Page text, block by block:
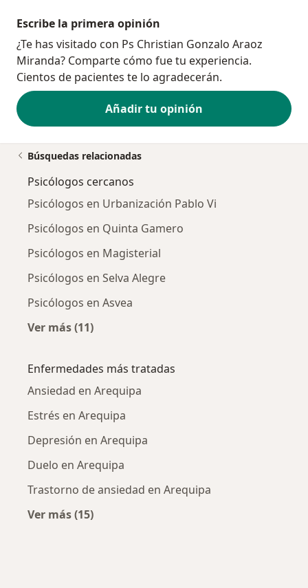
Escribe la primera opinión
¿Te has visitado con Ps Christian Gonzalo Araoz
Miranda? Comparte cómo fue tu experiencia.
Cientos de pacientes te lo agradecerán.
Añadir tu opinión
Búsquedas relacionadas
Psicólogos cercanos
Psicólogos en Urbanización Pablo Vi
Psicólogos en Quinta Gamero
Psicólogos en Magisterial
Psicólogos en Selva Alegre
Psicólogos en Asvea
Ver más (11)
Enfermedades más tratadas
Ansiedad en Arequipa
Estrés en Arequipa
Depresión en Arequipa
Duelo en Arequipa
Trastorno de ansiedad en Arequipa
Ver más (15)